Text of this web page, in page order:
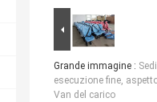
Grande immagine :
esecuzione fine,
Van del carico